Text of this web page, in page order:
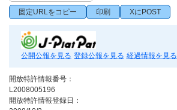
固定URLをコピー 印刷 XにPOST
公開公報を見る 登録公報を見る 経過情報を見る
開放特許情報番号：
L2008005196
開放特許情報登録日：